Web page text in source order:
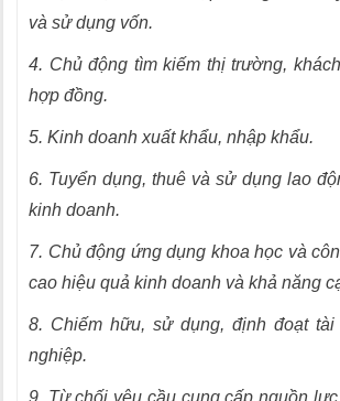
và sử dụng vốn.
4. Chủ động tìm kiếm thị trường,
hợp đồng.
5. Kinh doanh xuất khẩu, nhập khẩu.
6. Tuyển dụng, thuê và sử dụng lao
kinh doanh.
7. Chủ động ứng dụng khoa học và
cao hiệu quả kinh doanh và khả năng
8. Chiếm hữu, sử dụng, định đoạt
nghiệp.
9. Từ chối yêu cầu cung cấp nguồn